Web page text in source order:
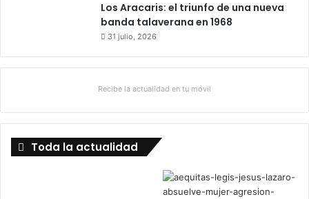
Los Aracaris: el triunfo de una nueva
banda talaverana en 1968
31 julio, 2026
Recibe la actualidad en tu móvil
Toda la actualidad